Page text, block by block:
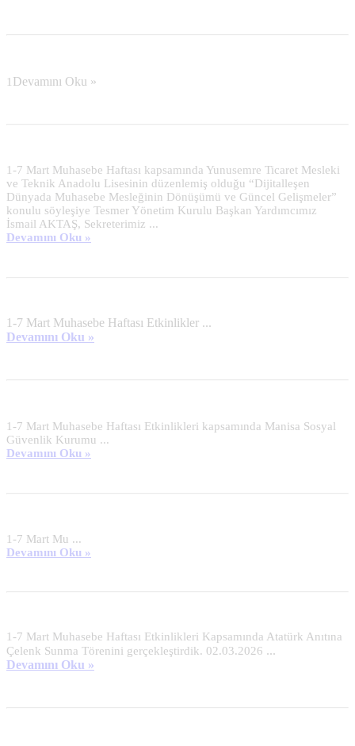
1 Devamını Oku »
1-7 Mart Muhasebe Haftası kapsamında Yunusemre Ticaret Mesleki
ve Teknik Anadolu Lisesinin düzenlemiş olduğu “Dijitalleşen
Dünyada Muhasebe Mesleğinin Dönüşümü ve Güncel Gelişmeler”
konulu söyleşiye Tesmer Yönetim Kurulu Başkan Yardımcımız
İsmail AKTAŞ, Sekreterimiz ...
Devamını Oku »
1-7 Mart Muhasebe Haftası Etkinlikler ...
Devamını Oku »
1-7 Mart Muhasebe Haftası Etkinlikleri kapsamında Manisa Sosyal
Güvenlik Kurumu ...
Devamını Oku »
1-7 Mart Mu ...
Devamını Oku »
1-7 Mart Muhasebe Haftası Etkinlikleri Kapsamında Atatürk Anıtına
Çelenk Sunma Törenini gerçekleştirdik. 02.03.2026 ...
Devamını Oku »